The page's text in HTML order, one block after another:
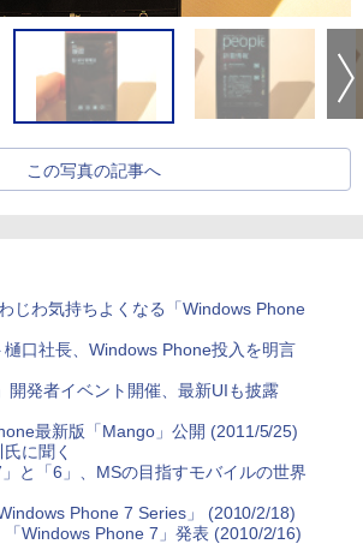
この写真の記事へ
じわ気持ちよくなる「Windows Phone
樋口社長、Windows Phone投入を明言
開発者イベント開催、最新UIも披露
最新版「Mango」公開 (2011/5/25)
に聞く
と「6」、MSの目指すモバイルの世界
Phone 7 Series」
(2010/2/18)
Windows Phone 7」発表 (2010/2/16)